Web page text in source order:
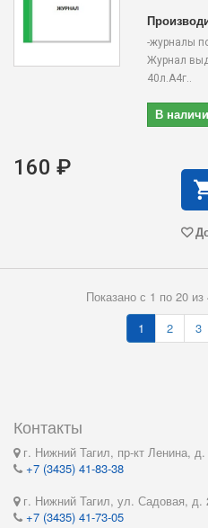
-журналы
Журнал
40л.А4г..
В
160 ₽
Показано с 1 по 20 из
1
2 3
Контакты
г. Нижний Тагил, пр-кт Ленина, д.
+7 (3435) 41-83-38
г. Нижний Тагил, ул. Садовая, д.
+7 (3435) 41-73-05